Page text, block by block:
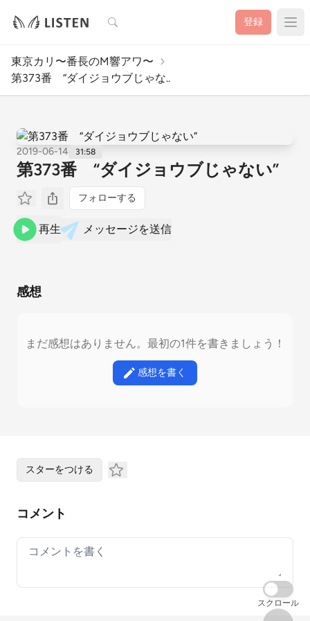
検索 登録
東京カリ〜番長のM響アワ〜
第373番 “ダイジョウブじゃな..
2019-06-14 31:58
第373番 “ダイジョウブじゃない”
フォローする
再生 メッセージを送信
感想
まだ感想はありません。最初の1件を書きましょう！
感想を書く
スターをつける
コメント
Your comment
スクロール